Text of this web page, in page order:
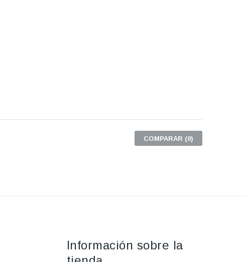
COMPARAR (0)
Información sobre la